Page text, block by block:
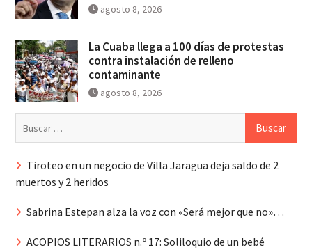
agosto 8, 2026
La Cuaba llega a 100 días de protestas
contra instalación de relleno
contaminante
agosto 8, 2026
Tiroteo en un negocio de Villa Jaragua deja saldo de 2
muertos y 2 heridos
Sabrina Estepan alza la voz con «Será mejor que no»…
ACOPIOS LITERARIOS n.º 17: Soliloquio de un bebé